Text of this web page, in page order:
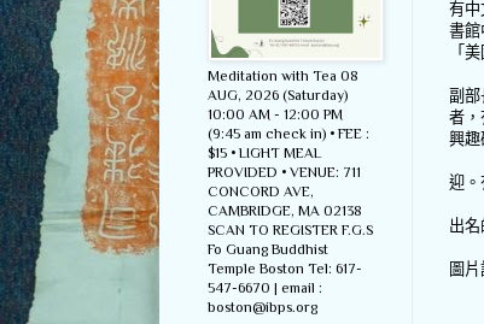
有中
書館
「
副
者，
興趣
迎。
出
圖片
Meditation with Tea 08
AUG, 2026 (Saturday)
10:00 AM - 12:00 PM
(9:45 am check in) • FEE :
$15 • LIGHT MEAL
PROVIDED • VENUE: 711
CONCORD AVE,
CAMBRIDGE, MA 02138
SCAN TO REGISTER F.G.S
Fo Guang Buddhist
Temple Boston Tel: 617-
547-6670 | email :
boston@ibps.org